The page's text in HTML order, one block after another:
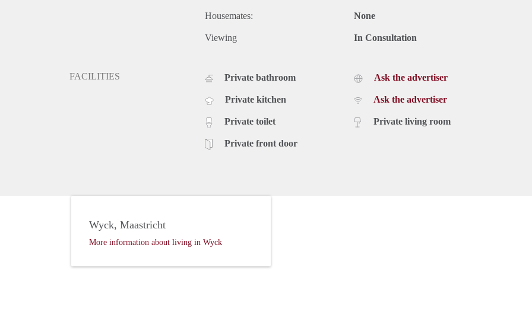
Housemates: None
Viewing In Consultation
FACILITIES Private bathroom
Private kitchen
Private toilet
Private front door
Ask the advertiser
Ask the advertiser
Private living room
Wyck, Maastricht
More information about living in Wyck